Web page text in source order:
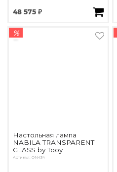
48 575 ₽
%
Настольная лампа
NABILA TRANSPARENT
GLASS by Tooy
Артикул: ON434